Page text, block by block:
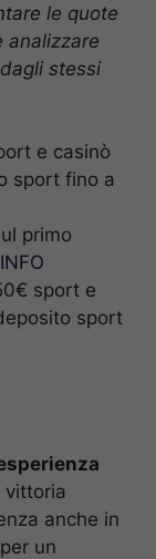
le quote
analizzare
stessi
e casinò
sport fino a
primo
sport e
sport
vittoria
anche in
un